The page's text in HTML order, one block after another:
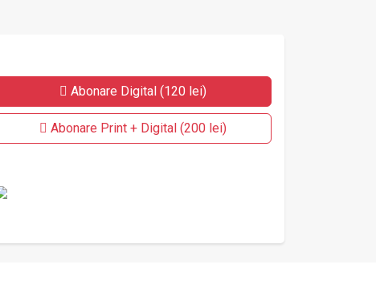
Abonare Digital (120 lei)
Abonare Print + Digital (200 lei)